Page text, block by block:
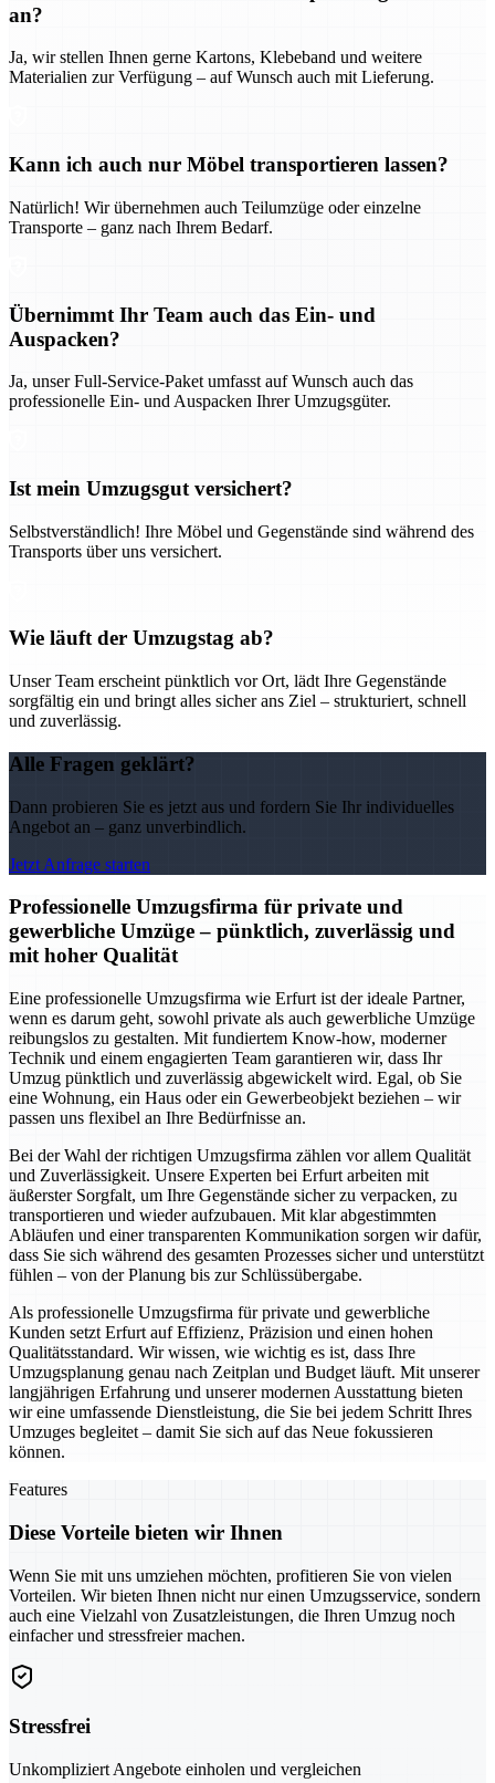
an?
Ja, wir stellen Ihnen gerne Kartons, Klebeband und weitere
Materialien zur Verfügung – auf Wunsch auch mit Lieferung.
Kann ich auch nur Möbel transportieren lassen?
Natürlich! Wir übernehmen auch Teilumzüge oder einzelne
Transporte – ganz nach Ihrem Bedarf.
Übernimmt Ihr Team auch das Ein- und
Auspacken?
Ja, unser Full-Service-Paket umfasst auf Wunsch auch das
professionelle Ein- und Auspacken Ihrer Umzugsgüter.
Ist mein Umzugsgut versichert?
Selbstverständlich! Ihre Möbel und Gegenstände sind während des
Transports über uns versichert.
Wie läuft der Umzugstag ab?
Unser Team erscheint pünktlich vor Ort, lädt Ihre Gegenstände
sorgfältig ein und bringt alles sicher ans Ziel – strukturiert, schnell
und zuverlässig.
Alle Fragen geklärt?
Dann probieren Sie es jetzt aus und fordern Sie Ihr individuelles
Angebot an – ganz unverbindlich.
Jetzt Anfrage starten
Professionelle Umzugsfirma für private und
gewerbliche Umzüge – pünktlich, zuverlässig und
mit hoher Qualität
Eine professionelle Umzugsfirma wie Erfurt ist der ideale Partner,
wenn es darum geht, sowohl private als auch gewerbliche Umzüge
reibungslos zu gestalten. Mit fundiertem Know-how, moderner
Technik und einem engagierten Team garantieren wir, dass Ihr
Umzug pünktlich und zuverlässig abgewickelt wird. Egal, ob Sie
eine Wohnung, ein Haus oder ein Gewerbeobjekt beziehen – wir
passen uns flexibel an Ihre Bedürfnisse an.
Bei der Wahl der richtigen Umzugsfirma zählen vor allem Qualität
und Zuverlässigkeit. Unsere Experten bei Erfurt arbeiten mit
äußerster Sorgfalt, um Ihre Gegenstände sicher zu verpacken, zu
transportieren und wieder aufzubauen. Mit klar abgestimmten
Abläufen und einer transparenten Kommunikation sorgen wir dafür,
dass Sie sich während des gesamten Prozesses sicher und unterstützt
fühlen – von der Planung bis zur Schlüssübergabe.
Als professionelle Umzugsfirma für private und gewerbliche
Kunden setzt Erfurt auf Effizienz, Präzision und einen hohen
Qualitätsstandard. Wir wissen, wie wichtig es ist, dass Ihre
Umzugsplanung genau nach Zeitplan und Budget läuft. Mit unserer
langjährigen Erfahrung und unserer modernen Ausstattung bieten
wir eine umfassende Dienstleistung, die Sie bei jedem Schritt Ihres
Umzuges begleitet – damit Sie sich auf das Neue fokussieren
können.
Features
Diese Vorteile bieten wir Ihnen
Wenn Sie mit uns umziehen möchten, profitieren Sie von vielen
Vorteilen. Wir bieten Ihnen nicht nur einen Umzugsservice, sondern
auch eine Vielzahl von Zusatzleistungen, die Ihren Umzug noch
einfacher und stressfreier machen.
Stressfrei
Unkompliziert Angebote einholen und vergleichen